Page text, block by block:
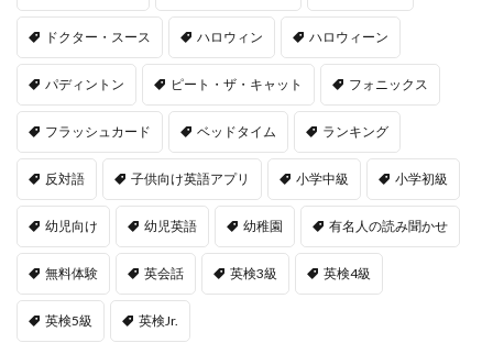
ドクター・スース ハロウィン ハロウィーン
パディントン ピート・ザ・キャット フォニックス
フラッシュカード ベッドタイム ランキング
反対語 子供向け英語アプリ 小学中級 小学初級
幼児向け 幼児英語 幼稚園 有名人の読み聞かせ
無料体験 英会話 英検3級 英検4級
英検5級 英検Jr.